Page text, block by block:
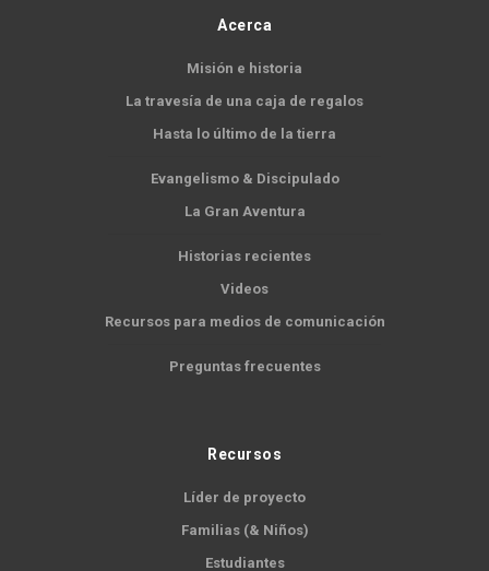
Acerca
Misión e historia
La travesía de una caja de regalos
Hasta lo último de la tierra
Evangelismo & Discipulado
La Gran Aventura
Historias recientes
Videos
Recursos para medios de comunicación
Preguntas frecuentes
Recursos
Líder de proyecto
Familias (& Niños)
Estudiantes